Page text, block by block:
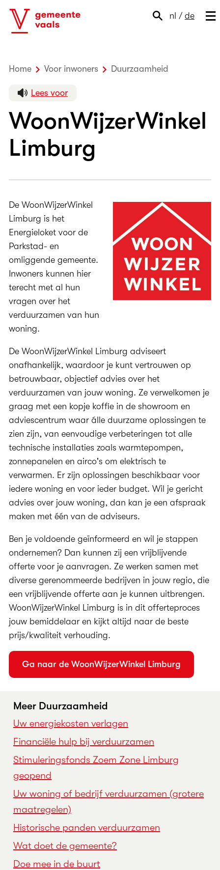
nl / de
Home Voor inwoners
Duurzaamheid
Lees voor
WoonWijzerWinkel
Limburg
De WoonWijzerWinkel
Limburg is het
Energieloket voor de
Parkstad- en
omliggende gemeente.
Inwoners kunnen hier
terecht met al hun
vragen over het
verduurzamen van hun
woning.
De WoonWijzerWinkel Limburg adviseert
onafhankelijk, waardoor je kunt vertrouwen op
betrouwbaar, objectief advies over het
verduurzamen van jouw woning. Ze verwelkomen je
graag met een kopje koffie in de showroom en
adviescentrum waar álle duurzame oplossingen te
zien zijn, van eenvoudige verbeteringen tot alle
technische installaties zoals warmtepompen,
zonnepanelen en airco's om elektrisch te
verwarmen. Er zijn oplossingen beschikbaar voor
iedere woning en voor ieder budget. Wil je gericht
advies over jouw woning, dan kan je een afspraak
maken met één van de adviseurs.
Ben je voldoende geïnformeerd en wil je stappen
ondernemen? Dan kunnen zij een vrijblijvende
offerte voor je aanvragen. Ze werken samen met
diverse gerenommeerde bedrijven in jouw regio, die
een vrijblijvende offerte aan je kunnen uitbrengen.
WoonWijzerWinkel Limburg is in dit offerteproces
jouw bemiddelaar en kijkt altijd naar de beste
prijs/kwaliteit verhouding.
Ga naar de WoonWijzerWinkel Limburg
Meer Duurzaamheid
Uw energiekosten verlagen
Financiële hulp bij verduurzamen
Stimuleringsfonds Zoem Zone Limburg
geopend
Uw woning of bedrijf verduurzamen (grotere
maatregelen)
Historische panden verduurzamen
Wat doet de gemeente?
Doe mee in de buurt